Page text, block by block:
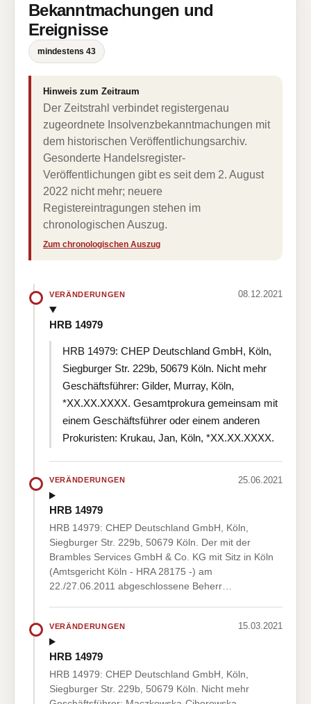
Bekanntmachungen und
Ereignisse
mindestens 43
Hinweis zum Zeitraum
Der Zeitstrahl verbindet registergenau
zugeordnete Insolvenzbekanntmachungen mit
dem historischen Veröffentlichungsarchiv.
Gesonderte Handelsregister-
Veröffentlichungen gibt es seit dem 2. August
2022 nicht mehr; neuere
Registereintragungen stehen im
chronologischen Auszug.
Zum chronologischen Auszug
VERÄNDERUNGEN 08.12.2021
HRB 14979
HRB 14979: CHEP Deutschland GmbH, Köln,
Siegburger Str. 229b, 50679 Köln. Nicht mehr
Geschäftsführer: Gilder, Murray, Köln,
*XX.XX.XXXX. Gesamtprokura gemeinsam mit
einem Geschäftsführer oder einem anderen
Prokuristen: Krukau, Jan, Köln, *XX.XX.XXXX.
VERÄNDERUNGEN 25.06.2021
HRB 14979
HRB 14979: CHEP Deutschland GmbH, Köln,
Siegburger Str. 229b, 50679 Köln. Der mit der
Brambles Services GmbH & Co. KG mit Sitz in Köln
(Amtsgericht Köln - HRA 28175 -) am
22./27.06.2011 abgeschlossene Beherr…
VERÄNDERUNGEN 15.03.2021
HRB 14979
HRB 14979: CHEP Deutschland GmbH, Köln,
Siegburger Str. 229b, 50679 Köln. Nicht mehr